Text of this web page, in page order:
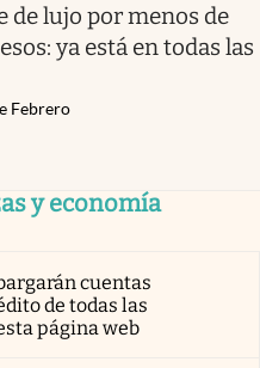
de lujo por menos de
ya está en todas las
Febrero
y economía
cuentas
de todas las
página web